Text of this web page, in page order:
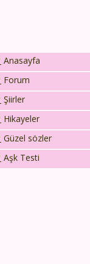
Anasayfa
Forum
Şiirler
Hikayeler
Güzel sözler
Aşk Testi